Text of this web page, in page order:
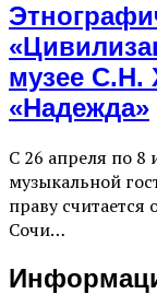
музее С.Н.
«Надежда»
С 26 апреля по 8
музыкальной
праву
Сочи…